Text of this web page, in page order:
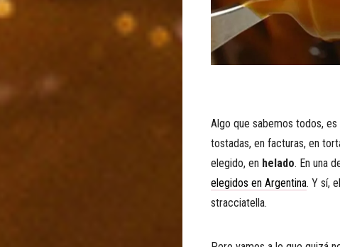
Algo que sabemos todos,
tostadas, en facturas, en
elegido, en helado. En una
elegidos en Argentina. Y sí,
stracciatella.